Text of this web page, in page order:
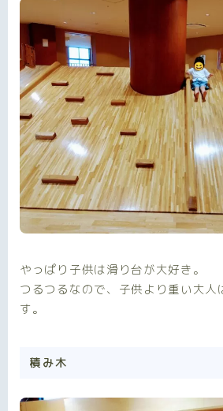
やっぱり子供は滑り台が大好き。
つるつるなので、子供より重い大人
す。
積み木